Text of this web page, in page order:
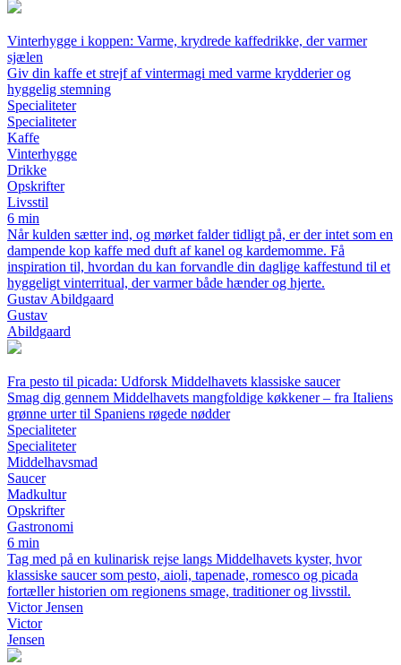
Vinterhygge i koppen: Varme, krydrede kaffedrikke, der varmer
sjælen
Giv din kaffe et strejf af vintermagi med varme krydderier og
hyggelig stemning
Specialiteter
Specialiteter
Kaffe
Vinterhygge
Drikke
Opskrifter
Livsstil
6 min
Når kulden sætter ind, og mørket falder tidligt på, er der intet som en
dampende kop kaffe med duft af kanel og kardemomme. Få
inspiration til, hvordan du kan forvandle din daglige kaffestund til et
hyggeligt vinterritual, der varmer både hænder og hjerte.
Gustav Abildgaard
Gustav
Abildgaard
Fra pesto til picada: Udforsk Middelhavets klassiske saucer
Smag dig gennem Middelhavets mangfoldige køkkener – fra Italiens
grønne urter til Spaniens røgede nødder
Specialiteter
Specialiteter
Middelhavsmad
Saucer
Madkultur
Opskrifter
Gastronomi
6 min
Tag med på en kulinarisk rejse langs Middelhavets kyster, hvor
klassiske saucer som pesto, aioli, tapenade, romesco og picada
fortæller historien om regionens smage, traditioner og livsstil.
Victor Jensen
Victor
Jensen